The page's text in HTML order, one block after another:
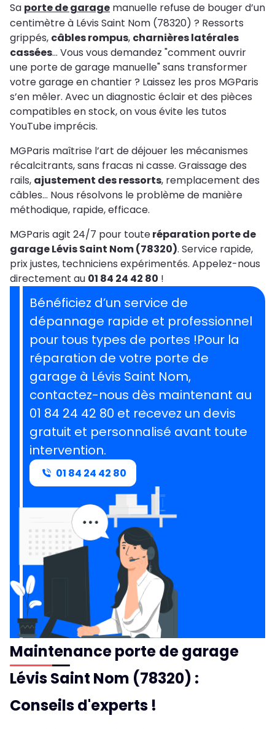
Sa porte de garage manuelle refuse de bouger d’un
centimètre à Lévis Saint Nom (78320) ? Ressorts
grippés, câbles rompus, charnières latérales
cassées… Vous vous demandez "comment ouvrir
une porte de garage manuelle" sans transformer
votre garage en chantier ? Laissez les pros MGParis
s’en mêler. Avec un diagnostic éclair et des pièces
compatibles en stock, on vous évite les tutos
YouTube imprécis.
MGParis maîtrise l’art de déjouer les mécanismes
récalcitrants, sans fracas ni casse. Graissage des
rails, ajustement des ressorts, remplacement des
câbles… Nous résolvons le problème de manière
méthodique, rapide, efficace.
MGParis agit 24/7 pour touteréparation porte de
garage Lévis Saint Nom (78320). Service rapide,
prix justes, techniciens expérimentés. Appelez-nous
directement au 01 84 24 42 80 !
Bénéficiez d’un service de
dépannage rapide et professionnel
pour tous types de portes !Pour la
réparation de votre porte de
garage à Lévis Saint Nom,
contactez-nous dès maintenant au
01 84 24 42 80 et recevez un devis
gratuit et personnalisé avant toute
intervention.
01 84 24 42 80
Maintenance porte de garage
Lévis Saint Nom (78320) :
Conseils d'experts !